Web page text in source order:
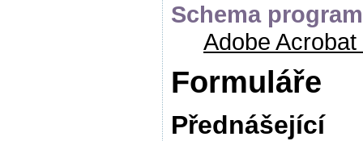
Schema
Adobe
Formuláře
Přednášející